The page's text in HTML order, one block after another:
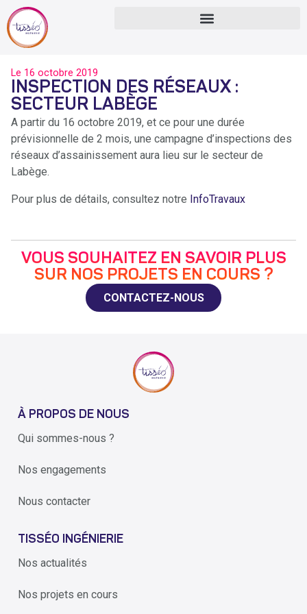
Le 16 octobre 2019
INSPECTION DES RÉSEAUX :
SECTEUR LABÈGE
A partir du 16 octobre 2019, et ce pour une durée
prévisionnelle de 2 mois, une campagne d’inspections des
réseaux d’assainissement aura lieu sur le secteur de
Labège.
Pour plus de détails, consultez notre InfoTravaux
VOUS SOUHAITEZ EN SAVOIR PLUS
SUR NOS PROJETS EN COURS ?
CONTACTEZ-NOUS
À PROPOS DE NOUS
Qui sommes-nous ?
Nos engagements
Nous contacter
TISSÉO INGÉNIERIE
Nos actualités
Nos projets en cours